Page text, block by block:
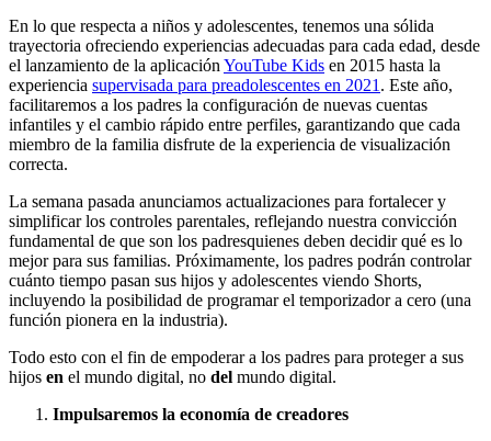
En lo que respecta a niños y adolescentes, tenemos una sólida
trayectoria ofreciendo experiencias adecuadas para cada edad, desde
el lanzamiento de la aplicación YouTube Kids en 2015 hasta la
experiencia supervisada para preadolescentes en 2021 . Este año,
facilitaremos a los padres la configuración de nuevas cuentas
infantiles y el cambio rápido entre perfiles, garantizando que cada
miembro de la familia disfrute de la experiencia de visualización
correcta.
La semana pasada anunciamos actualizaciones para fortalecer y
simplificar los controles parentales, reflejando nuestra convicción
fundamental de que son los padresquienes deben decidir qué es lo
mejor para sus familias. Próximamente, los padres podrán controlar
cuánto tiempo pasan sus hijos y adolescentes viendo Shorts,
incluyendo la posibilidad de programar el temporizador a cero (una
función pionera en la industria).
Todo esto con el fin de empoderar a los padres para proteger a sus
hijos en el mundo digital, no del mundo digital.
Impulsaremos la economía de creadores